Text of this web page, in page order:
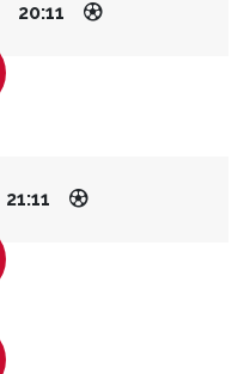
20:11
21:11